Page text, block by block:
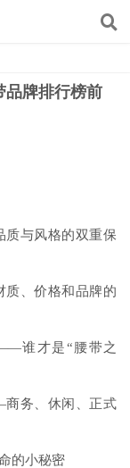
品牌排行榜前
与风格的双重保
、价格和品牌的
谁才是“腰带之
务、休闲、正式
的小秘密